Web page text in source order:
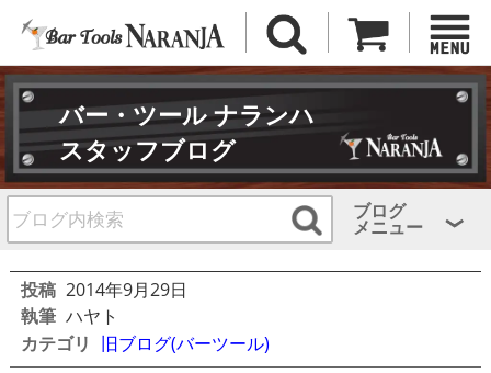
バー・ツール ナランハ
スタッフブログ
ブログ
メニュー
投稿 2014年9月29日
執筆 ハヤト
カテゴリ 旧ブログ(バーツール)